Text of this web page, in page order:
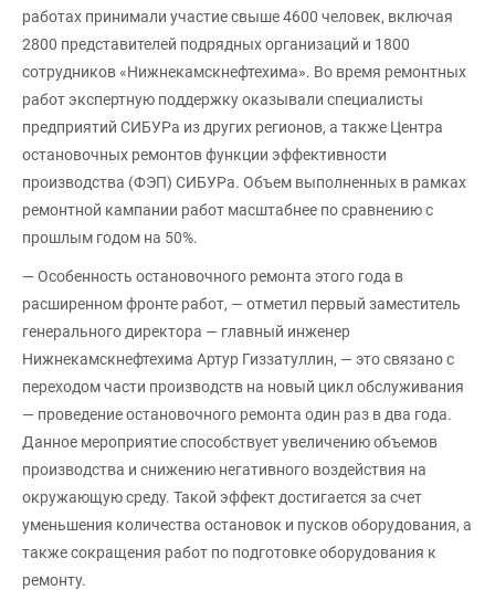
работах принимали участие свыше 4600 человек, включая
2800 представителей подрядных организаций и 1800
сотрудников «Нижнекамскнефтехима». Во время ремонтных
работ экспертную поддержку оказывали специалисты
предприятий СИБУРа из других регионов, а также Центра
остановочных ремонтов функции эффективности
производства (ФЭП) СИБУРа. Объем выполненных в рамках
ремонтной кампании работ масштабнее по сравнению с
прошлым годом на 50%.
— Особенность остановочного ремонта этого года в
расширенном фронте работ, — отметил первый заместитель
генерального директора — главный инженер
Нижнекамскнефтехима Артур Гиззатуллин, — это связано с
переходом части производств на новый цикл обслуживания
— проведение остановочного ремонта один раз в два года.
Данное мероприятие способствует увеличению объемов
производства и снижению негативного воздействия на
окружающую среду. Такой эффект достигается за счет
уменьшения количества остановок и пусков оборудования, а
также сокращения работ по подготовке оборудования к
ремонту.